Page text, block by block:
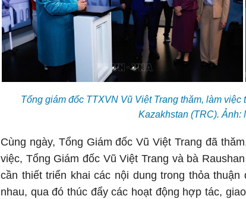
Tổng giám đốc TTXVN Vũ Việt Trang thăm, làm
Kazakhstan (TRC). Ảnh:
Cùng ngày, Tổng Giám đốc Vũ Việt Trang đã
việc, Tổng Giám đốc Vũ Việt Trang và bà
cần thiết triển khai các nội dung trong thỏa
nhau, qua đó thúc đẩy các hoạt động hợp tác,